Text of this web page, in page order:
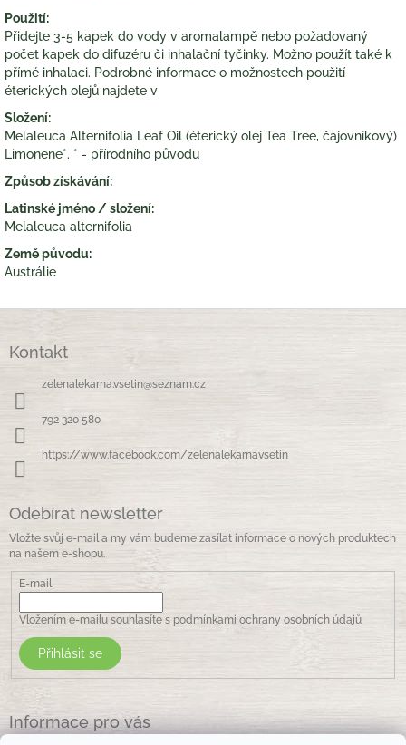
Použití:
Přidejte 3-5 kapek do vody v aromalampě nebo požadovaný
počet kapek do difuzéru či inhalační tyčinky. Možno použít také k
přímé inhalaci. Podrobné informace o možnostech použití
éterických olejů najdete v
Složení:
Melaleuca Alternifolia Leaf Oil (éterický olej Tea Tree, čajovníkový)
Limonene*. * - přírodního původu
Způsob získávání:
Latinské jméno / složení:
Melaleuca alternifolia
Země původu:
Austrálie
Kontakt
zelenalekarna.vsetin@seznam.cz
792 320 580
https://www.facebook.com/zelenalekarnavsetin
Odebírat newsletter
Vložte svůj e-mail a my vám budeme zasílat informace o nových produktech
na našem e-shopu.
E-mail
Vložením e-mailu souhlasíte s podmínkami ochrany osobních údajů
Přihlásit se
Informace pro vás